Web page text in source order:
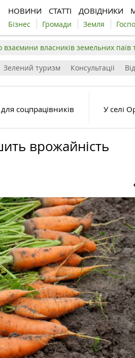
НОВИНИ СТАТТІ ДОВІДНИКИ
Бізнес Громади Земля
власників земельних паїв
Зелений туризм Консультації
соцпрацівників
У селі
врожайність